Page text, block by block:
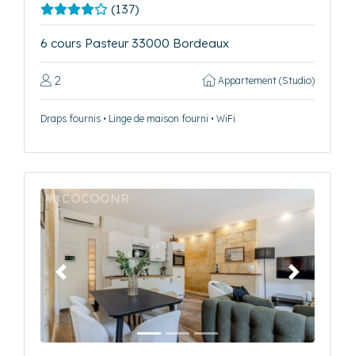
(137)
6 cours Pasteur 33000 Bordeaux
2 Appartement (Studio)
Draps fournis • Linge de maison fourni • WiFi
Précédent Suivant